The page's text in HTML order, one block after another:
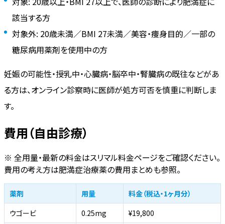
該当する方
対象外: 20歳未満／BMI 27未満／美容・痩身目的／一部の
糖尿病用薬剤を使用中の方
妊娠の可能性・授乳中・心臓病・脳卒中・腎臓病の既往などがあ
る方は、オンライン診察時に医師が処方可否を慎重に判断しま
す。
費用（自由診療）
※ 全用量・最新の料金はスリマル料金ページをご確認ください。
費用の考え方は肥満症治療薬の費用まとめも参照。
薬剤 用量
料金（税込・1ヶ月分）
ウゴービ
0.25mg
¥19,800